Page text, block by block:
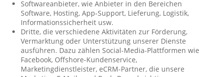
Softwareanbieter, wie Anbieter in den Bereichen
Software, Hosting, App-Support, Lieferung, Logistik,
Informationssicherheit usw.
Dritte, die verschiedene Aktivitäten zur Förderung,
Vermarktung oder Unterstützung unserer Dienste
ausführen. Dazu zählen Social-Media-Plattformen wie
Facebook, Offshore-Kundenservice,
Marketingdienstleister, eCRM-Partner, die unsere